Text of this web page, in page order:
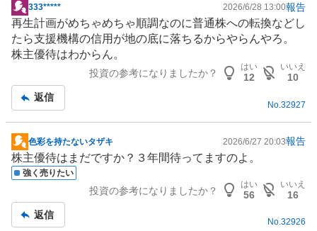
掲
示
板
記
333***** 2026/6/28 13:00報告
再生計画がめちゃめちゃ順調なのに普通株への転換などし
たら支援機構の信用が地の底に落ちるからやらんやろ。
株主優待はわからん。
投資の参考になりましたか？
はい
12
いいえ
10
返信
No. 32927
掲
示
板
色彩を持たないタザキ 2026/6/27 20:03報告
株主優待はまだですか？３年間待ってますのよ。
強く売りたい
投資の参考になりましたか？
はい
56
いいえ
16
返信
No.32926